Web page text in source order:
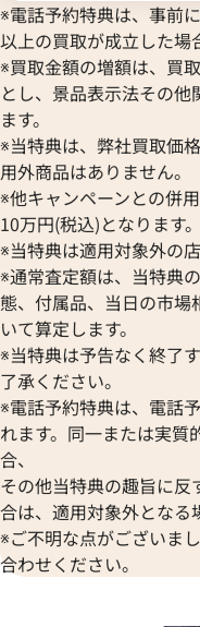
ィノ クロノ IW391006
格
日時点の参考買取価
※電話予約特典は、事前
以上の買取が成立した場
※買取金額の増額は、買
とし、景品表示法その
ます。
※当特典は、弊社買取価
用外商品はありません。
※他キャンペーンとの併
10万円(税込)となります。
※当特典は適用対象外の
※通常査定額は、当特典
態、付属品、当日の市場
いて算定します。
※当特典は予告なく終了
了承ください。
※電話予約特典は、電話
れます。同一または実質
合、
その他当特典の趣旨に
合は、適用対象外となる
※ご不明な点がございま
合わせください。